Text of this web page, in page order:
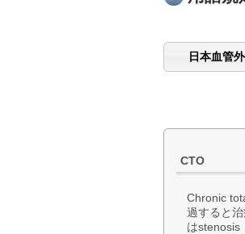
日本血管
CTO
Chronic
過すると
はstenosis